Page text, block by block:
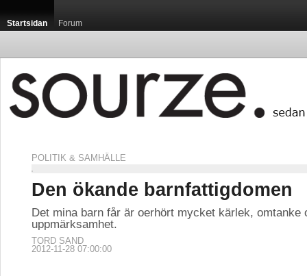
Startsidan Forum
POLITIK & SAMHÄLLE
Den ökande barnfattigdomen
Det mina barn får är oerhört mycket kärlek, omtanke
uppmärksamhet.
TORD SAND
2012-11-28 07:00:00